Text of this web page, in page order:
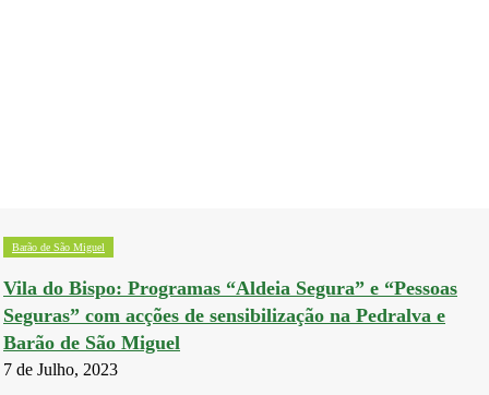
Barão de São Miguel
Vila do Bispo: Programas “Aldeia Segura” e “Pessoas
Seguras” com acções de sensibilização na Pedralva e
Barão de São Miguel
7 de Julho, 2023